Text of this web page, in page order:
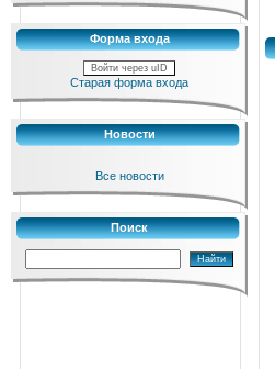
Форма входа
Войти через uID
Старая форма входа
Новости
Все новости
Поиск